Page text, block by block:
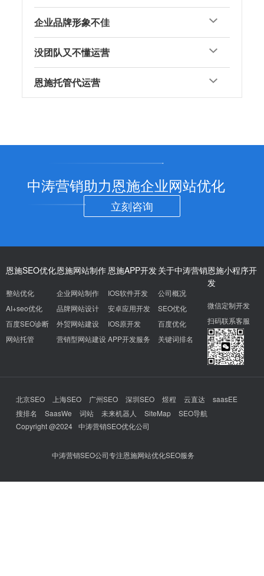
企业品牌形象不佳
没团队又不懂运营
恩施托管代运营
中涛营销助力恩施企业网站优化
立刻咨询
恩施SEO优化
整站优化
AI+seo优化
百度SEO诊断
网站托管
恩施网站制作
企业网站制作
品牌网站设计
外贸网站建设
营销型网站建设
恩施APP开发
IOS软件开发
安卓应用开发
IOS原开发
APP开发服务
关于中涛营销
公司概况
SEO优化
百度优化
关键词排名
恩施小程序开
发
微信定制开发
扫码联系客服
北京SEO 上海SEO 广州SEO 深圳SEO 煜程 云直达
saasEE
搜排名
SaasWe 词站 未来机器人 SiteMap
SEO导航
Copyright @2024 中涛营销SEO优化公司
中涛营销SEO公司专注恩施网站优化SEO服务